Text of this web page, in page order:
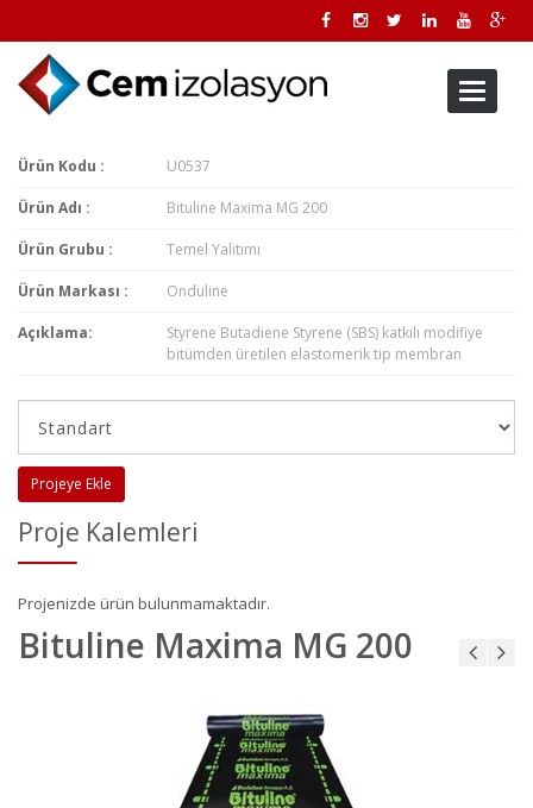
Toggle
Ürün Kodu : U0537
Ürün Adı : Bituline Maxima MG 200
Ürün Grubu : Temel Yalıtımı
Ürün Markası : Onduline
Açıklama:
Styrene Butadiene Styrene (SBS) katkılı modifiye
bitümden üretilen elastomerik tip membran
Projeye Ekle
Proje Kalemleri
Projenizde ürün bulunmamaktadır.
Bituline Maxima MG 200